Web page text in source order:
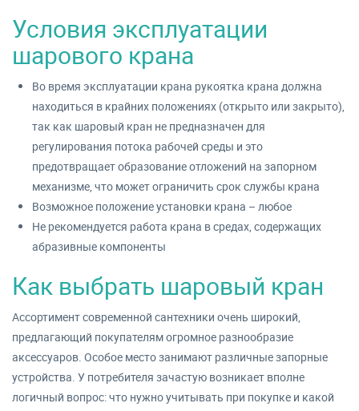
Условия эксплуатации
шарового крана
Во время эксплуатации крана рукоятка крана должна
находиться в крайних положениях (открыто или закрыто),
так как шаровый кран не предназначен для
регулирования потока рабочей среды и это
предотвращает образование отложений на запорном
механизме, что может ограничить срок службы крана
Возможное положение установки крана – любое
Не рекомендуется работа крана в средах, содержащих
абразивные компоненты
Как выбрать шаровый кран
Ассортимент современной сантехники очень широкий,
предлагающий покупателям огромное разнообразие
аксессуаров. Особое место занимают различные запорные
устройства. У потребителя зачастую возникает вполне
логичный вопрос: что нужно учитывать при покупке и какой